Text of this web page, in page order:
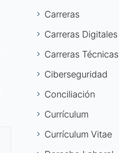
Carreras
Carreras Digitales
Carreras Técnicas
Ciberseguridad
Conciliación
Currículum
Currículum Vitae